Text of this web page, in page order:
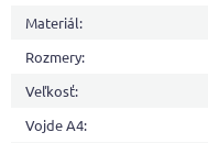
Materiál:
Rozmery:
Veľkosť:
Vojde A4: